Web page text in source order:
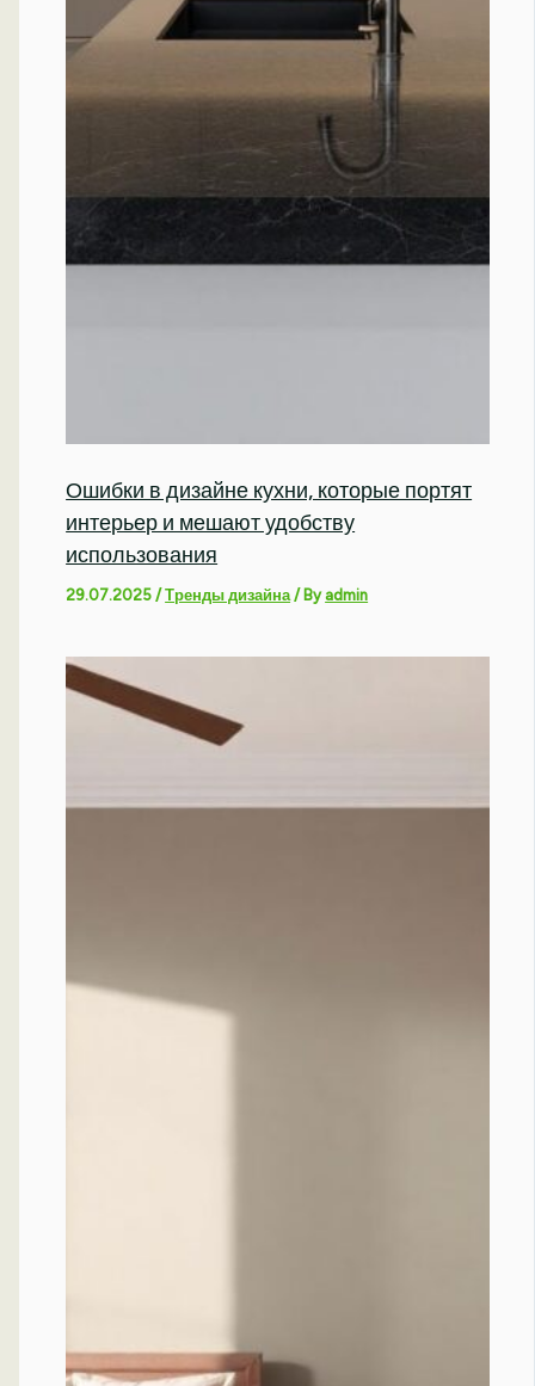
Ошибки в дизайне кухни, которые портят
интерьер и мешают удобству
использования
29.07.2025/Тренды дизайна/ Byadmin